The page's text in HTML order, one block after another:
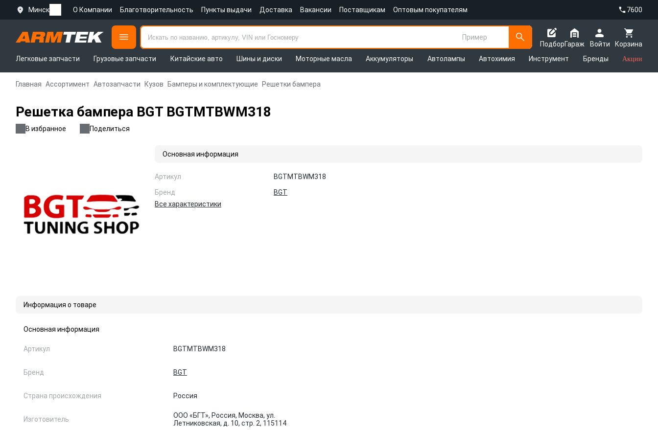
Минск О Компании Благотворительность Пункты выдачи Доставка Вакансии Поставщикам Оптовым покупателям 7600
Пример
Подбор
Корзина
Гараж
Войти
Легковые запчасти
Грузовые запчасти Китайские авто Шины и диски Моторные масла Аккумуляторы Автолампы Автохимия Инструмент Бренды Акции
Главная Ассортимент Автозапчасти Кузов Бамперы и комплектующие Решетки бампера
Решетка бампера BGT BGTMTBWM318
В избранное Поделиться
Основная информация
Артикул
BGTMTBWM318
Бренд
BGT
Все характеристики
Информация о товаре
Основная информация
Артикул BGTMTBWM318
Бренд BGT
Страна происхождения Россия
Изготовитель
ООО «БГТ», Россия, Москва, ул.
Летниковская, д. 10, стр. 2, 115114